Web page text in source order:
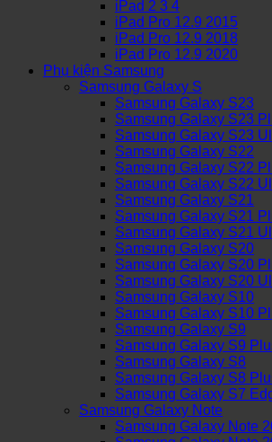
iPad 2 3 4
iPad Pro 12.9 2015
iPad Pro 12.9 2018
iPad Pro 12.9 2020
Phụ kiện Samsung
Samsung Galaxy S
Samsung Galaxy S23
Samsung Galaxy S23
Samsung Galaxy S23
Samsung Galaxy S22
Samsung Galaxy S22
Samsung Galaxy S22
Samsung Galaxy S21
Samsung Galaxy S21
Samsung Galaxy S21
Samsung Galaxy S20
Samsung Galaxy S20
Samsung Galaxy S20
Samsung Galaxy S10
Samsung Galaxy S10
Samsung Galaxy S9
Samsung Galaxy S9
Samsung Galaxy S8
Samsung Galaxy S8
Samsung Galaxy S7
Samsung Galaxy Note
Samsung Galaxy Note